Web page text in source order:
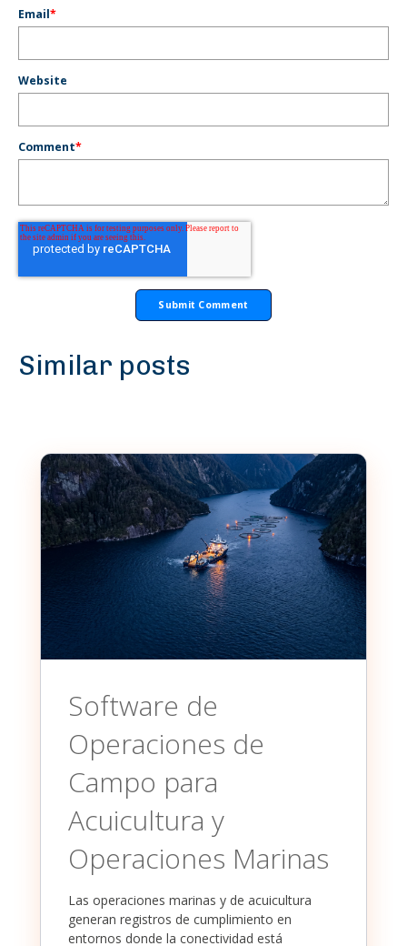
Email*
Website
Comment*
Similar posts
Software de
Operaciones de
Campo para
Acuicultura y
Operaciones Marinas
Las operaciones marinas y de acuicultura
generan registros de cumplimiento en
entornos donde la conectividad está